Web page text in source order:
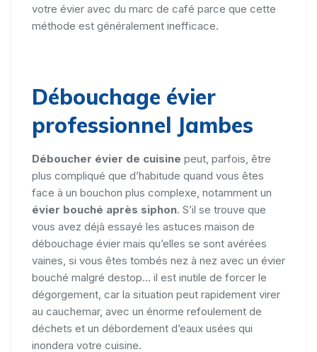
votre évier avec du marc de café parce que cette
méthode est généralement inefficace.
Débouchage évier
professionnel Jambes
Déboucher évier de cuisine peut, parfois, être
plus compliqué que d’habitude quand vous êtes
face à un bouchon plus complexe, notamment un
évier bouché après siphon. S’il se trouve que
vous avez déjà essayé les astuces maison de
débouchage évier mais qu’elles se sont avérées
vaines, si vous êtes tombés nez à nez avec un évier
bouché malgré destop... il est inutile de forcer le
dégorgement, car la situation peut rapidement virer
au cauchemar, avec un énorme refoulement de
déchets et un débordement d’eaux usées qui
inondera votre cuisine.